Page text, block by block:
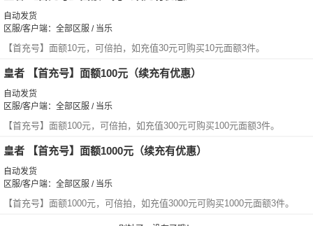
自动发货
区服/客户端：全部区服 / 当乐
【首充号】面额10元，可倍拍，如充值30元可购买10元面额3件。
皇者 【首充号】面额100元（续充有优惠）
自动发货
区服/客户端：全部区服 / 当乐
【首充号】面额100元，可倍拍，如充值300元可购买100元面额3件。
皇者 【首充号】面额1000元（续充有优惠）
自动发货
区服/客户端：全部区服 / 当乐
【首充号】面额1000元，可倍拍，如充值3000元可购买1000元面额3件。